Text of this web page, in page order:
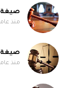
صيغة
منذ
صيغة
منذ